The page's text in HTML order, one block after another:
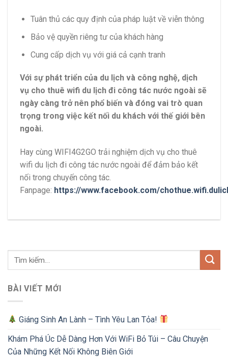
Tuân thủ các quy định của pháp luật về viễn thông
Bảo vệ quyền riêng tư của khách hàng
Cung cấp dịch vụ với giá cả cạnh tranh
Với sự phát triển của du lịch và công nghệ, dịch
vụ cho thuê wifi du lịch đi công tác nước ngoài sẽ
ngày càng trở nên phổ biến và đóng vai trò quan
trọng trong việc kết nối du khách với thế giới bên
ngoài.
Hay cùng WIFI4G2GO trải nghiệm dịch vụ cho thuê
wifi du lịch đi công tác nước ngoài để đảm bảo kết
nối trong chuyến công tác.
Fanpage: https://www.facebook.com/
BÀI VIẾT MỚI
Giáng Sinh An Lành – Tình Yêu Lan Tỏa!
Khám Phá Úc Dễ Dàng Hơn Với WiFi Bỏ Túi – Câu Chuyện
Của Những Kết Nối Không Biên Giới